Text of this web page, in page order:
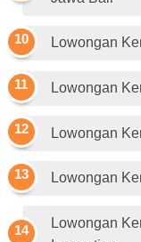
Lowongan
Lowongan
Lowongan
Lowongan
Lowongan